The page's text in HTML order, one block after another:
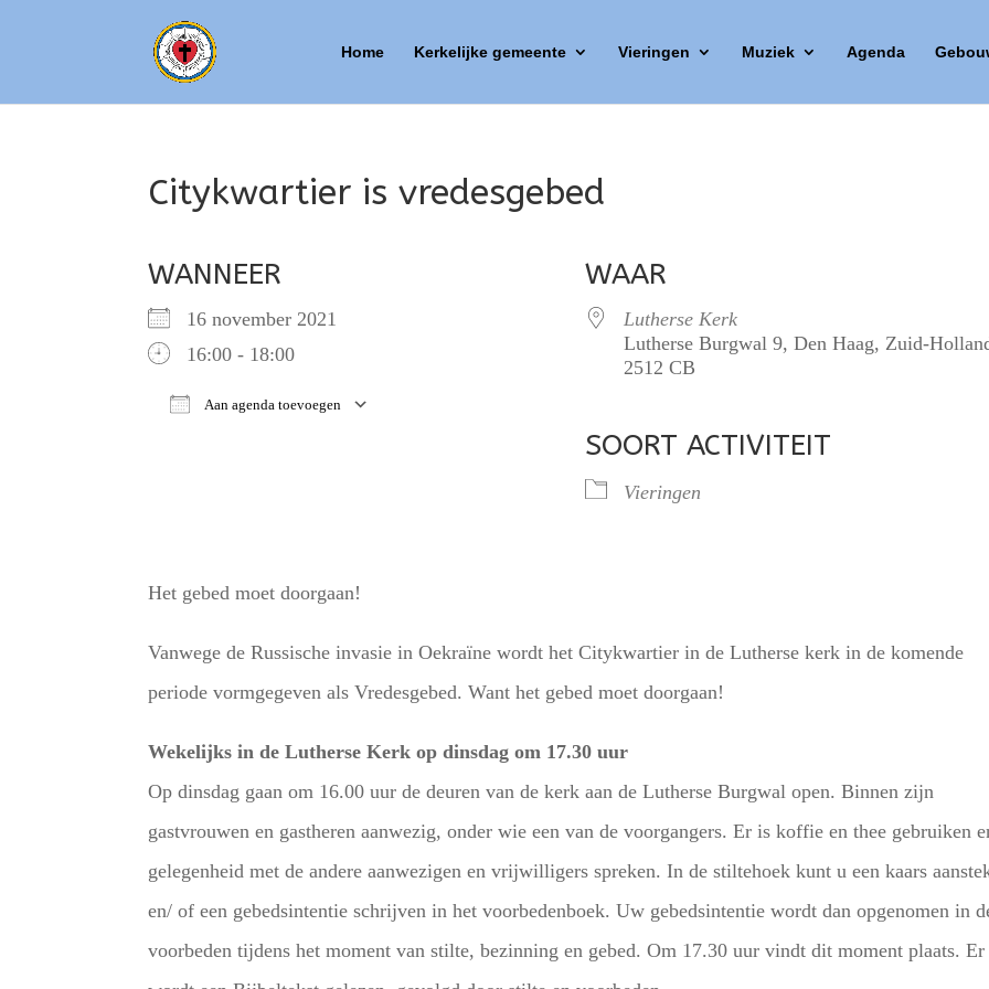
Home Kerkelijke gemeente Vieringen Muziek Agenda
Citykwartier is vredesgebed
WANNEER
16 november 2021
16:00 - 18:00
Aan agenda toevoegen
iCalendar
WAAR
Lutherse Kerk
Lutherse Burgwal 9, Den Haag, Zuid-
2512 CB
SOORT ACTIVITEIT
Vieringen
Het gebed moet doorgaan!
Vanwege de Russische invasie in Oekraïne wordt het Citykwartier in de Lutherse kerk in de komende
periode vormgegeven als Vredesgebed. Want het gebed moet doorgaan!
Wekelijks in de Lutherse Kerk op dinsdag om 17.30 uur
Op dinsdag gaan om 16.00 uur de deuren van de kerk aan de Lutherse Burgwal open. Binnen zijn
gastvrouwen en gastheren aanwezig, onder wie een van de voorgangers. Er is koffie en thee gebruiken
gelegenheid met de andere aanwezigen en vrijwilligers spreken. In de stiltehoek kunt u een kaars
en/ of een gebedsintentie schrijven in het voorbedenboek. Uw gebedsintentie wordt dan opgenomen in
voorbeden tijdens het moment van stilte, bezinning en gebed. Om 17.30 uur vindt dit moment plaats. Er